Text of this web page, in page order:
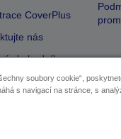
CoverPlus
nás
obchodníka
soubory cookie“,
s navigací na stránce, s